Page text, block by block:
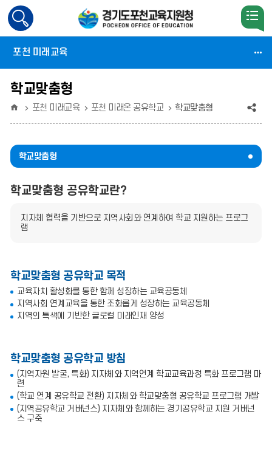
검
색
성
포천 미래교육
학교맞춤형
포천 미래교육 포천 미래온 공유학교 학교맞춤형
공
(상
태
학교맞춤형
학교맞춤형 공유학교란?
지자체 협력을 기반으로 지역사회와 연계하여 학교 지원하는 프로그
램
학교맞춤형 공유학교 목적
교육자치 활성화를 통한 함께 성장하는 교육공동체
지역사회 연계교육을 통한 조화롭게 성장하는 교육공동체
지역의 특색에 기반한 글로컬 미래인재 양성
학교맞춤형 공유학교 방침
(지역자원 발굴, 특화) 지자체와 지역연계 학교교육과정 특화 프로그램 마
련
(학교 연계 공유학교 전환) 지자체와 학교맞춤형 공유학교 프로그램 개발
(지역공유학교 거버넌스) 지자체와 함께하는 경기공유학교 지원 거버넌
스 구축